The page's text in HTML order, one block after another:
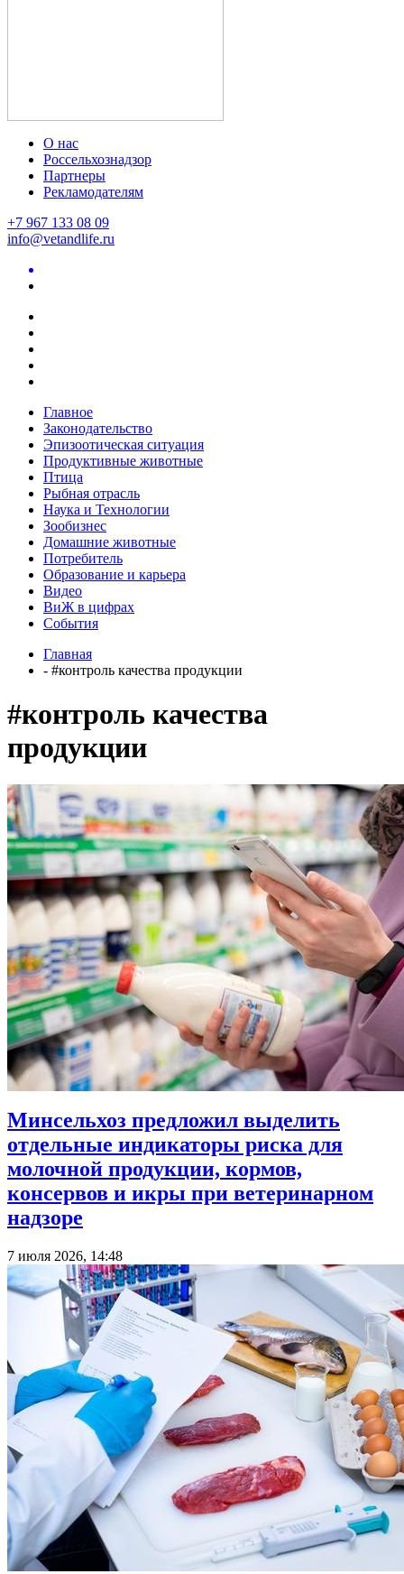
О нас
Россельхознадзор
Партнеры
Рекламодателям
+7 967 133 08 09
info@vetandlife.ru
Главное
Законодательство
Эпизоотическая ситуация
Продуктивные животные
Птица
Рыбная отрасль
Наука и Технологии
Зообизнес
Домашние животные
Потребитель
Образование и карьера
Видео
ВиЖ в цифрах
События
Главная
- #контроль качества продукции
#контроль качества
продукции
Минсельхоз предложил выделить
отдельные индикаторы риска для
молочной продукции, кормов,
консервов и икры при ветеринарном
надзоре
7 июля 2026, 14:48